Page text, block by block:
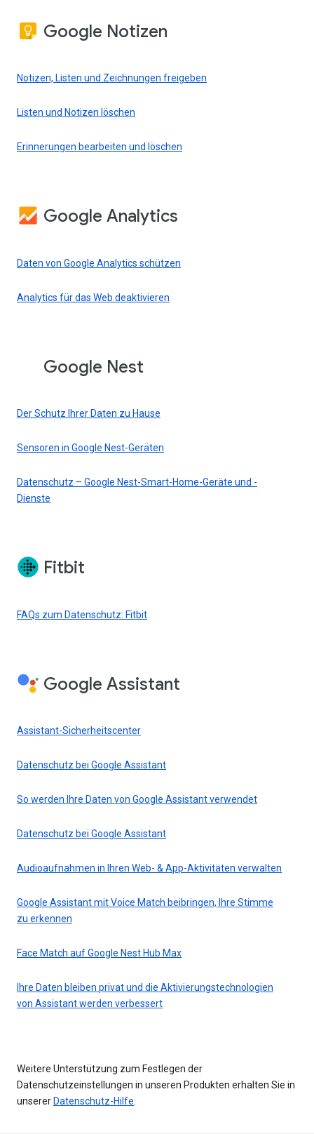
Google Notizen
Notizen, Listen und Zeichnungen freigeben
Listen und Notizen löschen
Erinnerungen bearbeiten und löschen
Google Analytics
Daten von Google Analytics schützen
Analytics für das Web deaktivieren
Google Nest
Der Schutz Ihrer Daten zu Hause
Sensoren in Google Nest-Geräten
Datenschutz – Google Nest-Smart-Home-Geräte und -
Dienste
Fitbit
FAQs zum Datenschutz: Fitbit
Google Assistant
Assistant-Sicherheitscenter
Datenschutz bei Google Assistant
So werden Ihre Daten von Google Assistant verwendet
Datenschutz bei Google Assistant
Audioaufnahmen in Ihren Web- & App-Aktivitäten verwalten
Google Assistant mit Voice Match beibringen, Ihre Stimme
zu erkennen
Face Match auf Google Nest Hub Max
Ihre Daten bleiben privat und die Aktivierungstechnologien
von Assistant werden verbessert
Weitere Unterstützung zum Festlegen der
Datenschutzeinstellungen in unseren Produkten erhalten Sie in
unserer Datenschutz-Hilfe.